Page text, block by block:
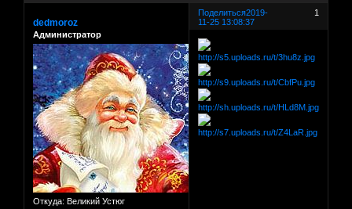
Поделиться 1
2019-
11-25 13:08:37
dedmoroz
Администратор
Откуда: Великий Устюг